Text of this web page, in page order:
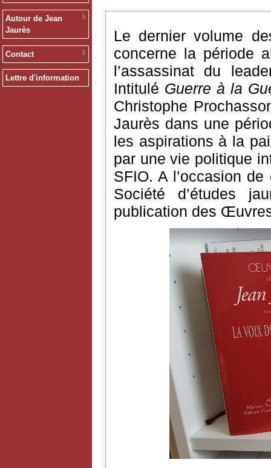
Autour de Jean
Jaurès
Contact
Lettre d'information
Le dernier volume
concerne la période
l’assassinat du
Intitulé Guerre à la
Christophe
Jaurès dans une
les aspirations à la
par une vie politique
SFIO. A l’occasion
Société d’études
publication des